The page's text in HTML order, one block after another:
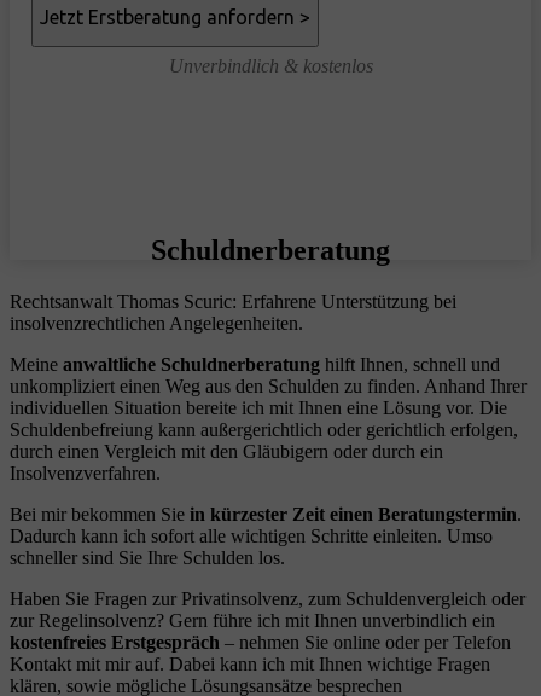
Unverbindlich & kostenlos
Schuldnerberatung
Rechtsanwalt Thomas Scuric: Erfahrene Unterstützung bei
insolvenzrechtlichen Angelegenheiten.
Meine anwaltliche Schuldnerberatung hilft Ihnen, schnell und
unkompliziert einen Weg aus den Schulden zu finden. Anhand Ihrer
individuellen Situation bereite ich mit Ihnen eine Lösung vor. Die
Schuldenbefreiung kann außergerichtlich oder gerichtlich erfolgen,
durch einen Vergleich mit den Gläubigern oder durch ein
Insolvenzverfahren.
Bei mir bekommen Sie in kürzester Zeit einen Beratungstermin.
Dadurch kann ich sofort alle wichtigen Schritte einleiten. Umso
schneller sind Sie Ihre Schulden los.
Haben Sie Fragen zur Privatinsolvenz, zum Schuldenvergleich oder
zur Regelinsolvenz? Gern führe ich mit Ihnen unverbindlich ein
kostenfreies Erstgespräch – nehmen Sie online oder per Telefon
Kontakt mit mir auf. Dabei kann ich mit Ihnen wichtige Fragen
klären, sowie mögliche Lösungsansätze besprechen